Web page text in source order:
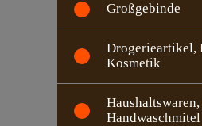
Großgebinde
Drogerieartikel,
Kosmetik
Handwaschmitel